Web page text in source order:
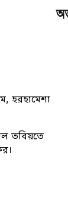
হরহামেশা
তবিয়তে